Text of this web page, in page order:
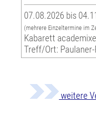
07.08.2026 bis
(mehrere Einzeltermine im
Kabarett
Treff/Ort:
weitere